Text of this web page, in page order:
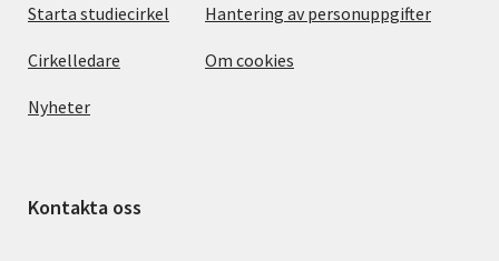
Starta studiecirkel
Cirkelledare
Nyheter
Hantering av personuppgifter
Om cookies
Kontakta oss